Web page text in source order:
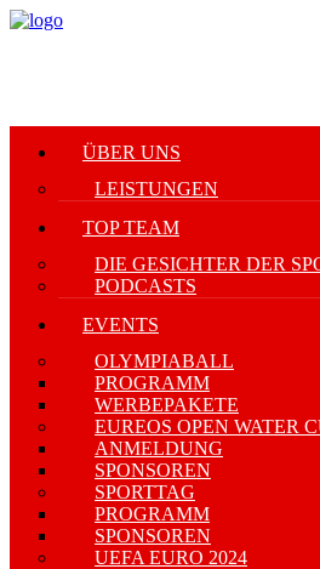
ÜBER UNS
LEISTUNGEN
TOP TEAM
DIE GESICHTER DER
PODCASTS
EVENTS
OLYMPIABALL
PROGRAMM
WERBEPAKETE
EUREOS OPEN WATER
ANMELDUNG
SPONSOREN
SPORTTAG
PROGRAMM
SPONSOREN
UEFA EURO 2024